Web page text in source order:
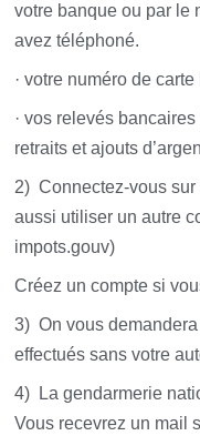
votre banque ou par le
avez téléphoné.
· votre numéro de
· vos relevés
retraits et ajouts
2) Connectez-vous
aussi utiliser un autre
impots.gouv)
Créez un compte si
3) On vous
effectués sans votre
4) La gendarmerie
Vous recevrez un mail